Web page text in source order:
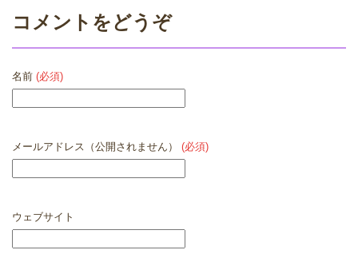
コメントをどうぞ
名前 (必須)
メールアドレス（公開されません） (必須)
ウェブサイト